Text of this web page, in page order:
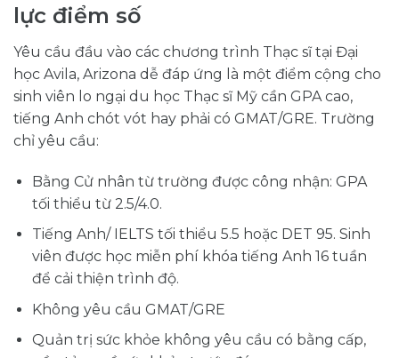
lực điểm số
Yêu cầu đầu vào các chương trình Thạc sĩ tại Đại
học Avila, Arizona dễ đáp ứng là một điểm cộng cho
sinh viên lo ngại du học Thạc sĩ Mỹ cần GPA cao,
tiếng Anh chót vót hay phải có GMAT/GRE. Trường
chỉ yêu cầu:
Bằng Cử nhân từ trường được công nhận: GPA
tối thiểu từ 2.5/4.0.
Tiếng Anh/
IELTS tối thiểu 5.5 hoặc DET 95. Sinh
viên được học miễn phí khóa tiếng Anh 16 tuần
để cải thiện trình độ.
Không yêu cầu GMAT/GRE
Quản trị sức khỏe không yêu cầu có bằng cấp,